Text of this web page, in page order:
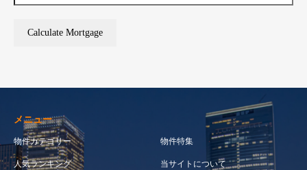
メニュー
物件カテゴリー 物件特集
人気ランキング 当サイトについて